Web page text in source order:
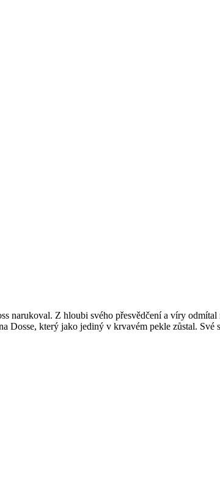
narukoval. Z hloubi svého přesvědčení a víry
který jako jediný v krvavém pekle zůstal.